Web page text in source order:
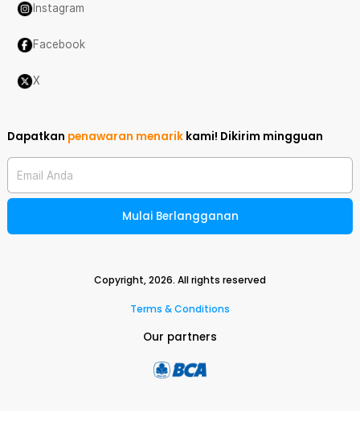
Instagram
Facebook
X
Dapatkan penawaran menarik kami! Dikirim mingguan
Email Anda
Mulai Berlangganan
Copyright,2026. All rights reserved
Terms & Conditions
Our partners